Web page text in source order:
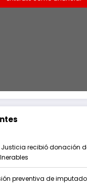
Justicia recibió donación
preventiva de